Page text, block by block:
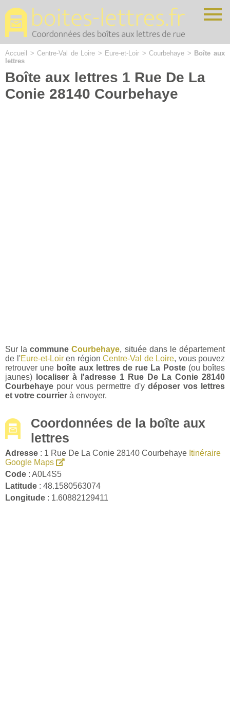
Accueil >Centre-Val de Loire > Eure-et-Loir >Courbehaye > Boîte aux
lettres
Boîte aux lettres 1 Rue De La
Conie 28140 Courbehaye
Sur lacommuneCourbehaye, située dans le département
de l'Eure-et-Loiren région Centre-Val de Loire, vous pouvez
retrouver une boîte aux lettres de rue La Poste(ou boîtes
jaunes)
localiser à l'adresse 1 Rue De La Conie 28140
Courbehaye pour vous permettre d'y déposer vos lettres
et votre courrier à envoyer.
Coordonnées de la boîte aux
lettres
Adresse : 1 Rue De La Conie 28140 Courbehaye Itinéraire
Google Maps
Code : A0L4S5
Latitude : 48.1580563074
Longitude : 1.60882129411